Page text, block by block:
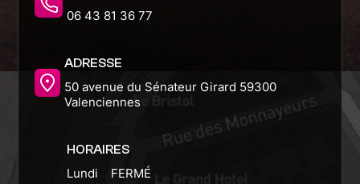
06 43 81 36 77
ADRESSE
50 avenue du Sénateur Girard 59300
Valenciennes
HORAIRES
Lundi FERMÉ